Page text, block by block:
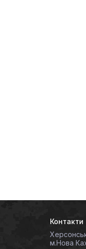
Контакти
м.Нова